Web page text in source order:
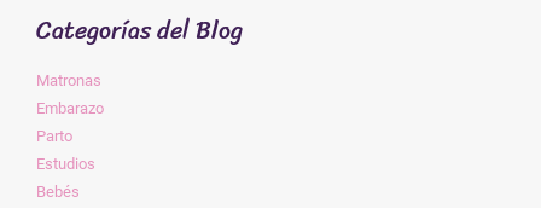
Categorías del Blog
Matronas
Embarazo
Parto
Estudios
Bebés